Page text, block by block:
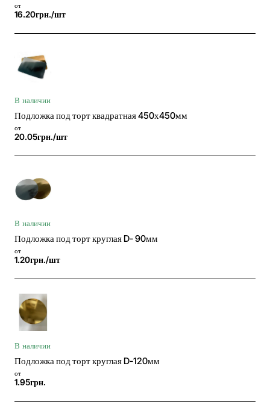
от
16.20грн./шт
В наличии
Подложка под торт квадратная 450х450мм
от
20.05грн./шт
В наличии
Подложка под торт круглая D- 90мм
от
1.20грн./шт
В наличии
Подложка под торт круглая D-120мм
от
1.95грн.